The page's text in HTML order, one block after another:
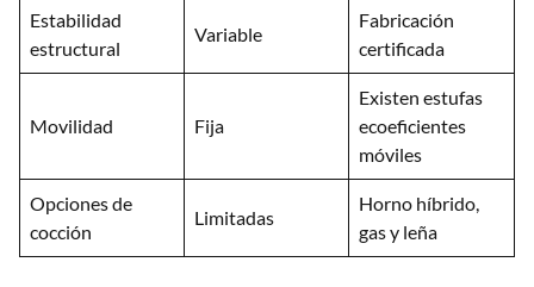
Estabilidad
estructural
Variable
Fabricación
certificada
Movilidad Fija
Existen estufas
ecoeficientes
móviles
Opciones de
cocción
Limitadas
Horno híbrido,
gas y leña